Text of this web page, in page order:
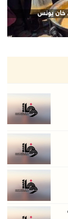
...
...
...
خان يونس